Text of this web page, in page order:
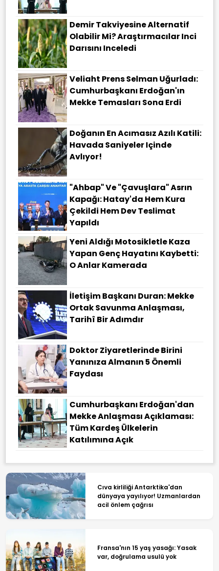
Demir Takviyesine Alternatif
Olabilir Mi? Araştırmacılar Inci
Darısını Inceledi
Veliaht Prens Selman Uğurladı:
Cumhurbaşkanı Erdoğan'ın
Mekke Temasları Sona Erdi
Doğanın En Acımasız Azılı Katili:
Havada Saniyeler Içinde
Avlıyor!
"Ahbap" Ve "çavuşlara" Asrın
Kapağı: Hatay'da Hem Kura
Çekildi Hem Dev Teslimat
Yapıldı
Yeni Aldığı Motosikletle Kaza
Yapan Genç Hayatını Kaybetti:
O Anlar Kamerada
İletişim Başkanı Duran: Mekke
Ortak Savunma Anlaşması,
Tarihî Bir Adımdır
Doktor Ziyaretlerinde Birini
Yanınıza Almanın 5 Önemli
Faydası
Cumhurbaşkanı Erdoğan'dan
Mekke Anlaşması Açıklaması:
Tüm Kardeş Ülkelerin
Katılımına Açık
Cıva kirliliği Antarktika'dan
dünyaya yayılıyor! Uzmanlardan
acil önlem çağrısı
Fransa'nın 15 yaş yasağı: Yasak
var, doğrulama usulü yok